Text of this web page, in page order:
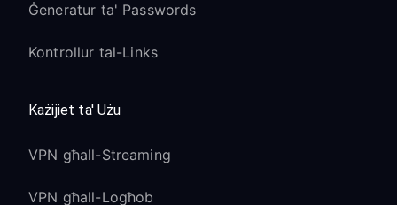
Ġeneratur ta' Passwords
Kontrollur tal-Links
Każijiet ta' Użu
VPN għall-Streaming
VPN għall-Logħob